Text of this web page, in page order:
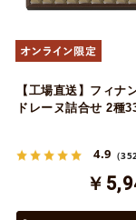
【工場直送】フィナ
ドレーヌ詰合せ 2種
4.9 （
￥